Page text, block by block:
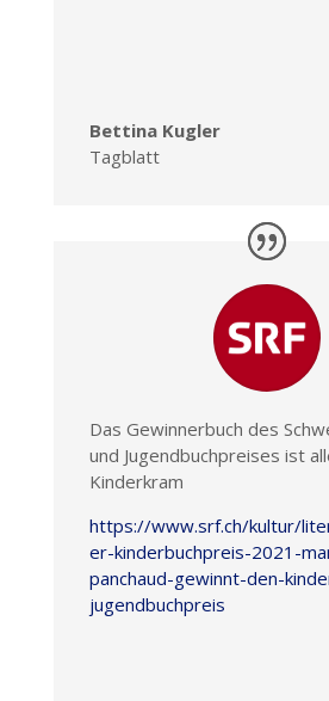
Bettina Kugler
Tagblatt
Das Gewinnerbuch des
und Jugendbuchpreises ist
Kinderkram
https://www.srf.ch/kultur/
er-kinderbuchpreis-2021-
panchaud-gewinnt-den-
jugendbuchpreis